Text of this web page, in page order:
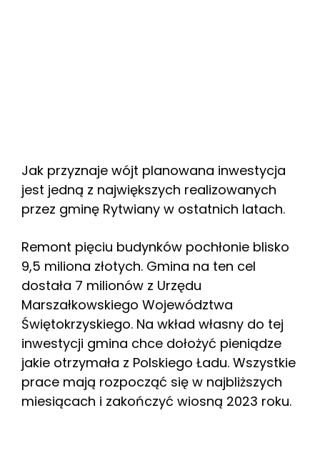
Jak przyznaje wójt planowana inwestycja
jest jedną z największych realizowanych
przez gminę Rytwiany w ostatnich latach.
Remont pięciu budynków pochłonie blisko
9,5 miliona złotych. Gmina na ten cel
dostała 7 milionów z Urzędu
Marszałkowskiego Województwa
Świętokrzyskiego. Na wkład własny do tej
inwestycji gmina chce dołożyć pieniądze
jakie otrzymała z Polskiego Ładu. Wszystkie
prace mają rozpocząć się w najbliższych
miesiącach i zakończyć wiosną 2023 roku.